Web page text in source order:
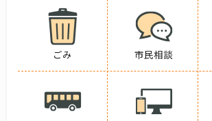
ごみ 市民相談